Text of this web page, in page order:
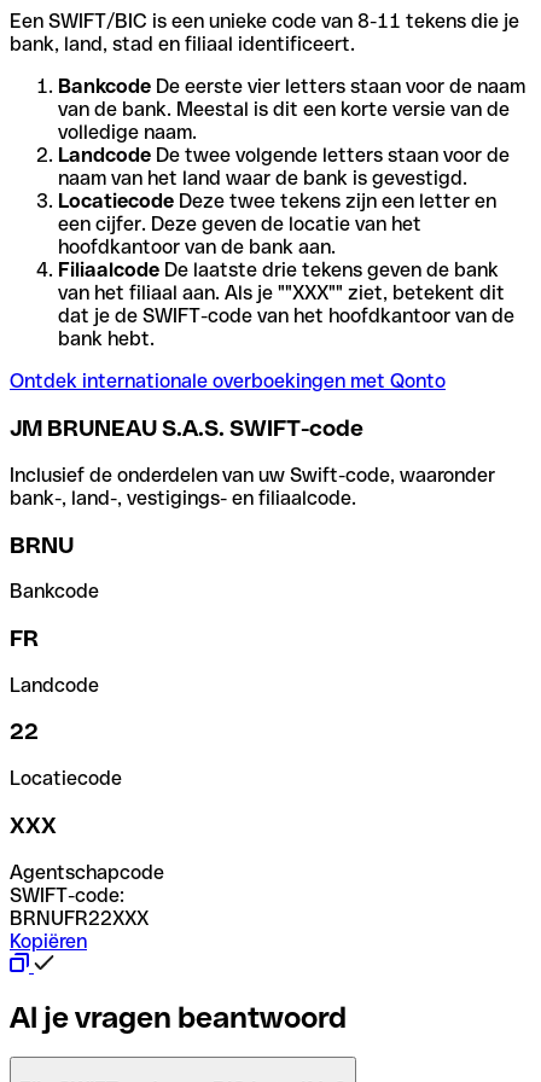
Een SWIFT/BIC is een unieke code van 8-11 tekens die je
bank, land, stad en filiaal identificeert.
Bankcode De eerste vier letters staan voor de naam
van de bank. Meestal is dit een korte versie van de
volledige naam.
Landcode De twee volgende letters staan voor de
naam van het land waar de bank is gevestigd.
Locatiecode Deze twee tekens zijn een letter en
een cijfer. Deze geven de locatie van het
hoofdkantoor van de bank aan.
Filiaalcode De laatste drie tekens geven de bank
van het filiaal aan. Als je ""XXX"" ziet, betekent dit
dat je de SWIFT-code van het hoofdkantoor van de
bank hebt.
Ontdek internationale overboekingen met Qonto
JM BRUNEAU S.A.S. SWIFT-code
Inclusief de onderdelen van uw Swift-code, waaronder
bank-, land-, vestigings- en filiaalcode.
BRNU
Bankcode
FR
Landcode
22
Locatiecode
XXX
Agentschapcode
SWIFT-code:
BRNUFR22XXX
Kopiëren
Al je vragen beantwoord